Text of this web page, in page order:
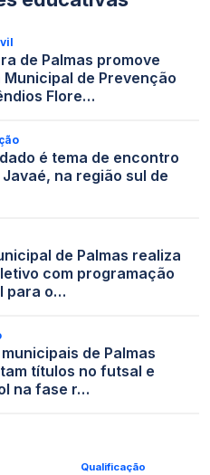
de Palmas promove
Municipal de Prevenção
Flore…
é tema de encontro
na região sul de
de Palmas realiza
com programação
para o…
de Palmas
títulos no futsal e
na fase r…
Qualificação